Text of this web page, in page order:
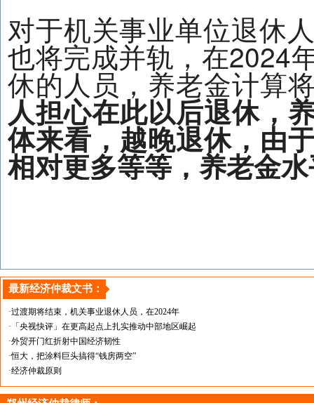
对于机关事业单位退休
也将完成并轨，在2024
休的人员，养老金计算
人担心在此以后退休，
体来看，越晚退休，由
相对更多等等，养老金
最新经济仲裁文书：
·过渡期将结束，机关事业退休人员，在2024年
·「央视快评」在更高起点上扎实推动中部地区崛起
·外贸开门红折射中国经济韧性
·恒大，把涂料巨头搞得“钱房两空”
·经济仲裁原则